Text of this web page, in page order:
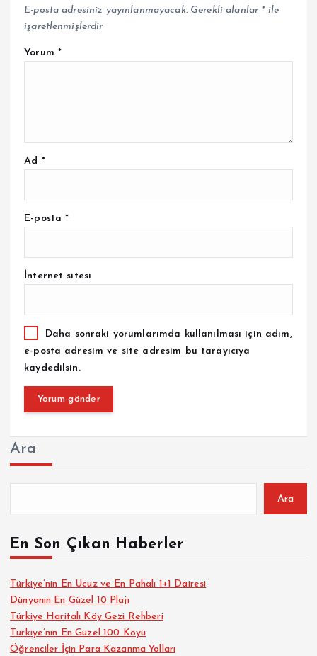
E-posta adresiniz yayınlanmayacak. Gerekli alanlar *ile
işaretlenmişlerdir
Yorum *
Ad *
E-posta*
İnternet sitesi
Daha sonraki yorumlarımda kullanılması için adım,
e-posta adresim ve site adresim bu tarayıcıya
kaydedilsin.
Ara
Ara
En Son Çıkan Haberler
Türkiye’nin En Ucuz ve En Pahalı 1+1 Dairesi
Dünyanın En Güzel 10 Plajı
Türkiye Haritalı Köy Gezi Rehberi
Türkiye’nin En Güzel 100 Köyü
Öğrenciler İçin Para Kazanma Yolları